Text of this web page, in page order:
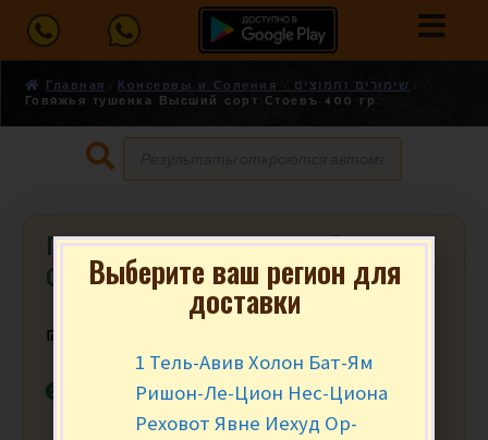
Главная
Консервы и Соления - שימורים וחמוצים
Говяжья тушенка Высший сорт Стоевъ 400 гр.
Говяжья тушенка Высший сорт
Стоевъ 400 гр.
₪
В наличии
Выберите ваш регион для
доставки
1 Тель-Авив Холон Бат-Ям
Ришон-Ле-Цион Нес-Циона
Реховот Явне Иехуд Ор-